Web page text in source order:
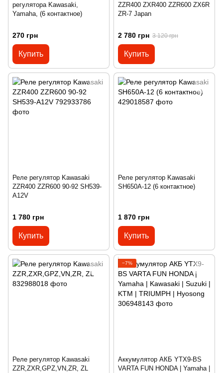
регулятора Kawasaki,
Yamaha, (6 контактное)
270 грн
Купить
ZZR400 ZXR400 ZZR600 ZX6R
ZR-7 Japan
2 780 грн 3 120 грн
Купить
Реле регулятор Kawasaki
ZZR400 ZZR600 90-92 SH539-
A12V
1 780 грн
Купить
Реле регулятор Kawasaki
SH650A-12 (6 контактное)
1 870 грн
Купить
Реле регулятор Kawasaki
ZZR,ZXR,GPZ,VN,ZR, ZL
−7%
Аккумулятор АКБ YTX9-BS
VARTA FUN HONDA | Yamaha |